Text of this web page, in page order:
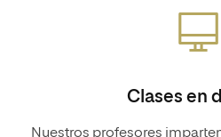
Clases en
Nuestros profesores